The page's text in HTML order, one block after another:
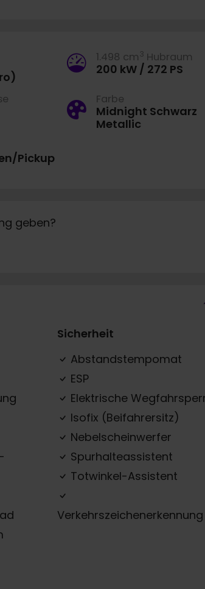
1.498 cm 3 Hubraum
200 kW / 272 PS
Farbe
Midnight Schwarz
Metallic
Pickup
geben?
Sicherheit
Abstandstempomat
ESP
Elektrische
Isofix (Beifahrersitz)
Nebelscheinwerfer
Spurhalteassistent
Totwinkel-Assistent
Verkehrszeichenerkennung